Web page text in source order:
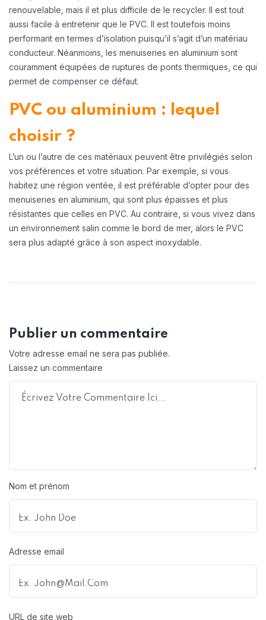
renouvelable, mais il et plus difficile de le recycler. Il est tout
aussi facile à entretenir que le PVC. Il est toutefois moins
performant en termes d’isolation puisqu’il s’agit d’un matériau
conducteur. Néanmoins, les menuiseries en aluminium sont
couramment équipées de ruptures de ponts thermiques, ce qui
permet de compenser ce défaut.
PVC ou aluminium : lequel
choisir ?
L’un ou l’autre de ces matériaux peuvent être privilégiés selon
vos préférences et votre situation. Par exemple, si vous
habitez une région ventée, il est préférable d’opter pour des
menuiseries en aluminium, qui sont plus épaisses et plus
résistantes que celles en PVC. Au contraire, si vous vivez dans
un environnement salin comme le bord de mer, alors le PVC
sera plus adapté grâce à son aspect inoxydable.
Publier un commentaire
Votre adresse email ne sera pas publiée.
Laissez un commentaire
Nom et prénom
Adresse email
URL de site web